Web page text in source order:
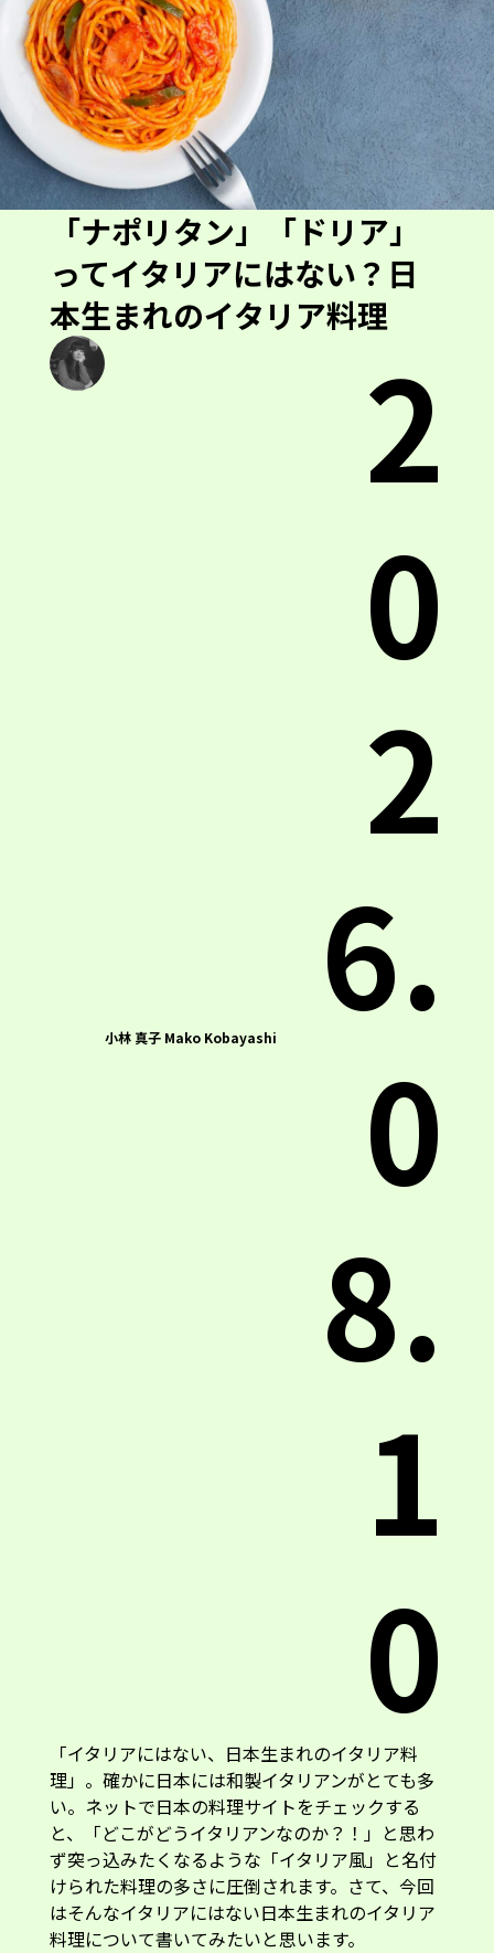
「ナポリタン」「ドリア」
ってイタリアにはない？日
本生まれのイタリア料理
小林 真子 Mako Kobayashi
2
0
2
6.
0
8.
1
0
「イタリアにはない、日本生まれのイタリア料
理」。確かに日本には和製イタリアンがとても多
い。ネットで日本の料理サイトをチェックする
と、「どこがどうイタリアンなのか？！」と思わ
ず突っ込みたくなるような「イタリア風」と名付
けられた料理の多さに圧倒されます。さて、今回
はそんなイタリアにはない日本生まれのイタリア
料理について書いてみたいと思います。